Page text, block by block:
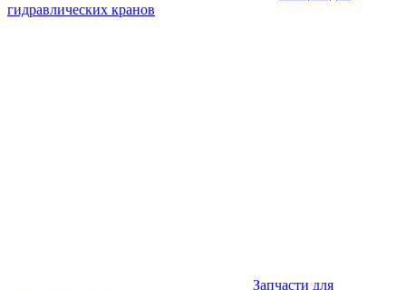
гидравлических кранов
Запчасти для